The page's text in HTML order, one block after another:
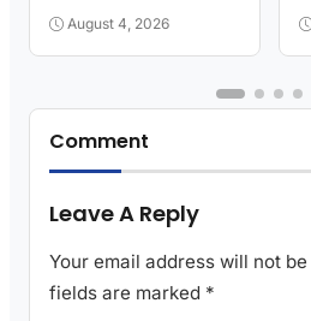
August 4, 2026
Comment
Leave A Reply
Your email address will not
fields are marked *